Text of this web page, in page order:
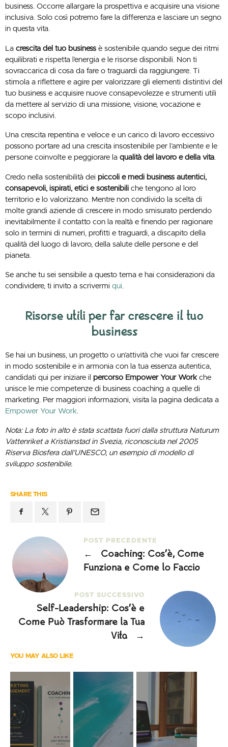
business. Occorre allargare la prospettiva e acquisire una visione
inclusiva. Solo così potremo fare la differenza e lasciare un segno
in questa vita.
La crescita del tuo business è sostenibile quando segue dei ritmi
equilibrati e rispetta l’energia e le risorse disponibili. Non ti
sovraccarica di cosa da fare o traguardi da raggiungere. Ti
stimola a riflettere e agire per valorizzare gli elementi distintivi del
tuo business e acquisire nuove consapevolezze e strumenti utili
da mettere al servizio di una missione, visione, vocazione e
scopo inclusivi.
Una crescita repentina e veloce e un carico di lavoro eccessivo
possono portare ad una crescita insostenibile per l’ambiente e le
persone coinvolte e peggiorare la qualità del lavoro e della vita.
Credo nella sostenibilità dei piccoli e medi business autentici,
consapevoli, ispirati, etici e sostenibili che tengono al loro
territorio e lo valorizzano. Mentre non condivido la scelta di
molte grandi aziende di crescere in modo smisurato perdendo
inevitabilmente il contatto con la realtà e finendo per ragionare
solo in termini di numeri, profitti e traguardi, a discapito della
qualità del luogo di lavoro, della salute delle persone e del
pianeta.
Se anche tu sei sensibile a questo tema e hai considerazioni da
condividere, ti invito a scrivermi qui.
Risorse utili per far crescere il tuo
business
Se hai un business, un progetto o un’attività che vuoi far crescere
in modo sostenibile e in armonia con la tua essenza autentica,
candidati qui per iniziare il percorso Empower Your Workche
unisce le mie competenze di business coaching a quelle di
marketing. Per maggiori informazioni, visita la pagina dedicata a
Empower Your Work
Nota: La foto in alto è stata scattata fuori dalla struttura Naturum
Vattenriket a Kristianstad in Svezia, riconosciuta nel 2005
Riserva Biosfera dall’UNESCO, un esempio di modello di
sviluppo sostenibile.
SHARE THIS
POST PRECEDENTE
←
Coaching: Cos’è, Come
Funziona e Come lo Faccio
POST SUCCESSIVO
Self-Leadership: Cos’è e
Come Può Trasformare la Tua
Vita
→
YOU MAY ALSO LIKE